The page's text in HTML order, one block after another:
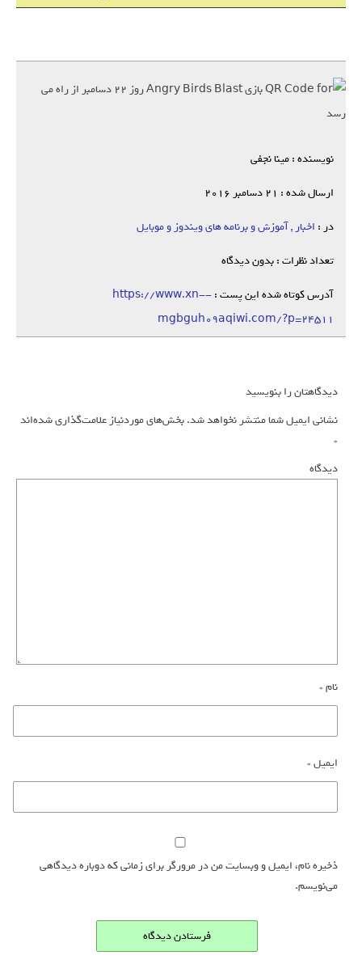
نویسنده : مینا نجفی
ارسال شده : 21 دسامبر 2016
در : اخبار , آموزش و برنامه های ویندوز و موبایل
تعداد نظرات : بدون دیدگاه
آدرس کوتاه شده این پست :https://www.xn--
mgbguh09aqiwi.com/?p=24511
دیدگاهتان را بنویسید
نشانی ایمیل شما منتشر نخواهد شد.بخش‌های موردنیاز علامت‌گذاری شده‌اند
*
دیدگاه
نام*
ایمیل*
ذخیره نام، ایمیل و وبسایت من در مرورگر برای زمانی که دوباره دیدگاهی
می‌نویسم.